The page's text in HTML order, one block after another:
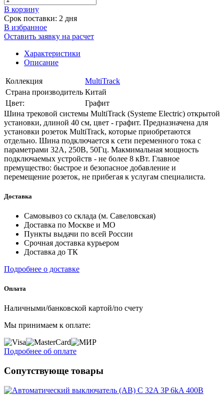
В корзинy
Срок поставки: 2 дня
В избранное
Оставить заявку на расчет
Характеристики
Описание
Коллекция
MultiTrack
Страна производитель Китай
Цвет:
Графит
Шина трековой системы MultiTrack (Systeme Electric) открытой
установки, длиной 40 см, цвет - графит. Предназначена для
установки розеток MultiTrack, которые приобретаются
отдельно. Шина подключается к сети переменного тока с
параметрами 32А, 250В, 50Гц. Макмимальная мощность
подключаемых устройств - не более 8 кВт. Главное
премущество: быстрое и безопасное добавление и
перемещение розеток, не прибегая к услугам специалиста.
Доставка
Самовывоз со склада (м. Савеловская)
Доставка по Москве и МО
Пункты выдачи по всей России
Срочная доставка курьером
Доставка до ТК
Подробнее о доставке
Оплата
Наличными/банковской картой/по счету
Мы принимаем к оплате:
Подробнее об оплате
Сопутствующе товары